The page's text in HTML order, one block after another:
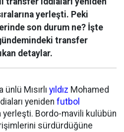
yerleşti. Peki
son durum ne? İşte
transfer
detaylar.
Mısırlı yıldız Mohamed
yeniden futbol
yerleşti. Bordo-mavili kulübün
sürdürdüğüne